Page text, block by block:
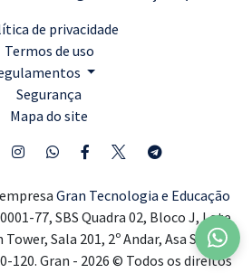
de privacidade
Termos de uso
Segurança
Mapa do site
Gran Tecnologia e Educação
77, SBS Quadra 02, Bloco J, Lote
Sala 201, 2º Andar, Asa Sul,
120. Gran - 2026 © Todos os direitos